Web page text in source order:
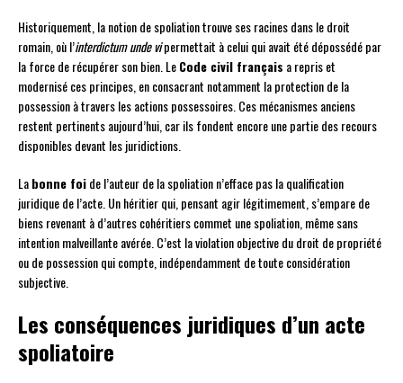
Historiquement, la notion de spoliation trouve ses racines dans le droit
romain, où l’interdictum unde vipermettait à celui qui avait été dépossédé par
la force de récupérer son bien. LeCode civil français a repris et
modernisé ces principes, en consacrant notamment la protection de la
possession à travers les actions possessoires. Ces mécanismes anciens
restent pertinents aujourd’hui, car ils fondent encore une partie des recours
disponibles devant les juridictions.
Labonne foide l’auteur de la spoliation n’efface pas la qualification
juridique de l’acte. Un héritier qui, pensant agir légitimement, s’empare de
biens revenant à d’autres cohéritiers commet une spoliation, même sans
intention malveillante avérée. C’est la violation objective du droit de propriété
ou de possession qui compte, indépendamment de toute considération
subjective.
Les conséquences juridiques d’un acte
spoliatoire